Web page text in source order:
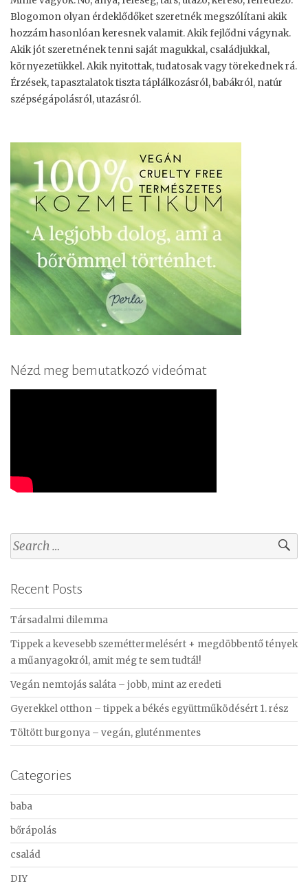
Blogomon olyan érdeklődőket szeretnék megszólítani akik
hozzám hasonlóan keresnek valamit. Akik fejlődni vágynak.
Akik jót szeretnének tenni saját magukkal, családjukkal,
környezetükkel. Akik nyitottak, tudatosak vagy törekednek rá.
Érzések, tapasztalatok tiszta táplálkozásról, babákról, natúr
szépségápolásról, utazásról.
Nézd meg bemutatkozó videómat
S
e
r
c
h
f
o
r
:
Recent Posts
Társadalmi dilemma
Tippek a kevesebb szeméttermelésért + megdöbbentő tények
a műanyagokról, amit még te sem tudtál!
Vegán nemtojás saláta – jobb, mint az eredeti
Gyerekkel otthon – tippek a békés együttműködésért 1. rész
Töltött burgonya – vegán, gluténmentes
Categories
baba
bőrápolás
család
DIY